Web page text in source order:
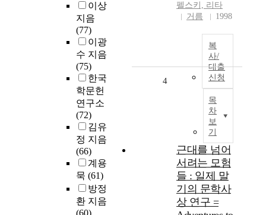
이상
지음
(77)
이광
수 지음
(75)
한국
학문헌
연구소
(72)
김유
정 지음
(66)
계용
묵 (61)
방정
환 지음
펠스키, 리타
거름
1998
복
사/
대출
신청
목
차
보
기
4
근대를 넘어
서려는 모험
들 : 일제 말
기의 문학사
상 연구 =